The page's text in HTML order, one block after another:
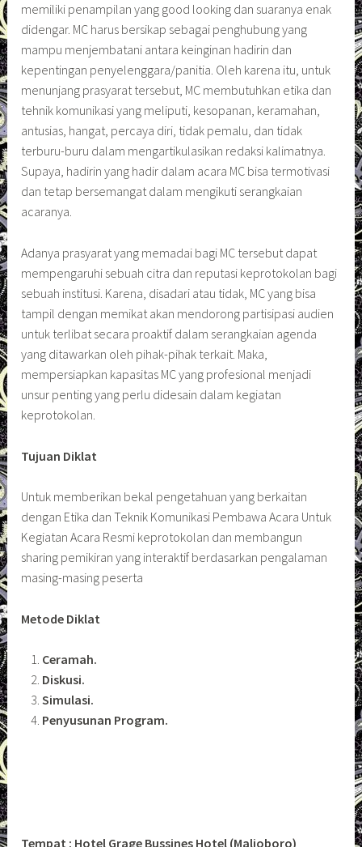
memiliki penampilan yang good looking dan suaranya enak
didengar. MC harus bersikap sebagai penghubung yang
mampu menjembatani antara keinginan hadirin dan
kepentingan penyelenggara/panitia. Oleh karena itu, untuk
menunjang prasyarat tersebut, MC membutuhkan etika dan
tehnik komunikasi yang meliputi, kesopanan, keramahan,
antusias, hangat, percaya diri, tidak pemalu, dan tidak
terburu-buru dalam mengartikulasikan redaksi kalimatnya.
Supaya, hadirin yang hadir dalam acara MC bisa termotivasi
dan tetap bersemangat dalam mengikuti serangkaian
acaranya.
Adanya prasyarat yang memadai bagi MC tersebut dapat
mempengaruhi sebuah citra dan reputasi keprotokolan bagi
sebuah institusi. Karena, disadari atau tidak, MC yang bisa
tampil dengan memikat akan mendorong partisipasi audien
untuk terlibat secara proaktif dalam serangkaian agenda
yang ditawarkan oleh pihak-pihak terkait. Maka,
mempersiapkan kapasitas MC yang profesional menjadi
unsur penting yang perlu didesain dalam kegiatan
keprotokolan.
Tujuan Diklat
Untuk memberikan bekal pengetahuan yang berkaitan
dengan Etika dan Teknik Komunikasi Pembawa Acara Untuk
Kegiatan Acara Resmi keprotokolan dan membangun
sharing pemikiran yang interaktif berdasarkan pengalaman
masing-masing peserta
Metode Diklat
Ceramah.
Diskusi.
Simulasi.
Penyusunan Program.
Tempat : Hotel Grage Bussines Hotel (Malioboro)